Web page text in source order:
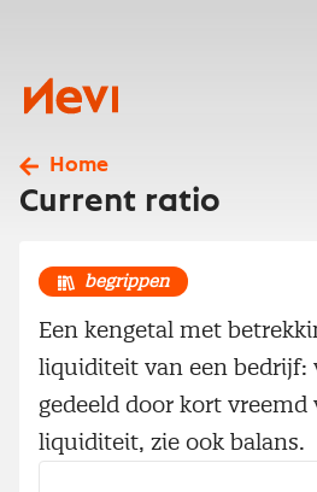
Nevi
Home
Current ratio
begrippen
Een kengetal met
liquiditeit van een bedrijf:
gedeeld door kort vreemd
liquiditeit, zie ook balans.